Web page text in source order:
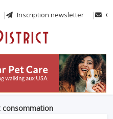
Inscription newsletter
consommation